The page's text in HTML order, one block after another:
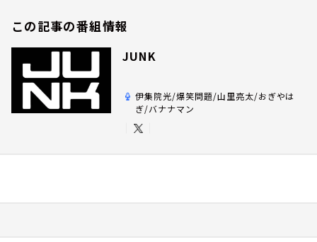
この記事の番組情報
JUNK
伊集院光/爆笑問題/山里亮太/おぎやは
ぎ/バナナマン